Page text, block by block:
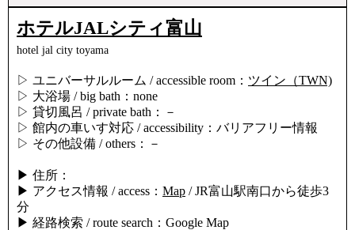
ホテルJALシティ富山
hotel jal city toyama
▷ ユニバーサルルーム / accessible room： ツイン（TWN)
▷ 大浴場 / big bath：none
▷ 貸切風呂 / private bath：－
▷ 館内の車いす対応 / accessibility：バリアフリー情報
▷ その他設備 / others：－
▶ 住所：
▶ アクセス情報 / access： Map / JR富山駅南口から徒歩3
分
▶ 経路検索 / route search：Google Map